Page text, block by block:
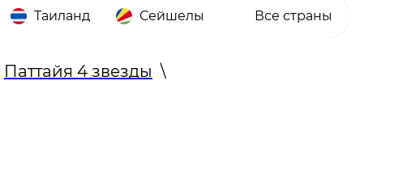
Таиланд Сейшелы Все страны
Паттайя 4 звезды \